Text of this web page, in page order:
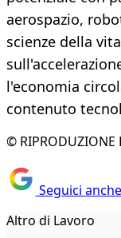
aerospazio,
scienze della
l'economia
contenuto
© RIPRODUZIONE
Seguici
Altro di Lavoro